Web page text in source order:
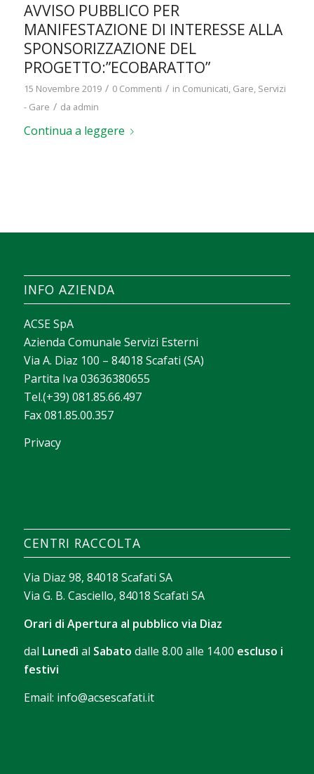
AVVISO PUBBLICO PER
MANIFESTAZIONE DI INTERESSE ALLA
SPONSORIZZAZIONE DEL
PROGETTO:”ECOBARATTO”
15 Novembre 2019 / 0 Commenti / in Comunicati, Gare, Servizi
- Gare / da admin
Continua a leggere
INFO AZIENDA
ACSE SpA
Azienda Comunale Servizi Esterni
Via A. Diaz 100 – 84018 Scafati (SA)
Partita Iva 03636380655
Tel.(+39) 081.85.66.497
Fax 081.85.00.357
Privacy
construire un texte court sur les filtres de
recherche, le tri des jeux et les outils qui facilitent
l’exploration sans perdre de temps.
CENTRI RACCOLTA
Via Diaz 98, 84018 Scafati SA
Via G. B. Casciello, 84018 Scafati SA
Orari di Apertura al pubblico via Diaz
dal Lunedì al Sabato dalle 8.00 alle 14.00 escluso i
festivi
Email: info@acsescafati.it